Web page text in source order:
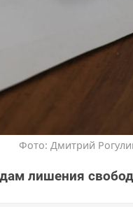
Фото: Дмитрий
лишения